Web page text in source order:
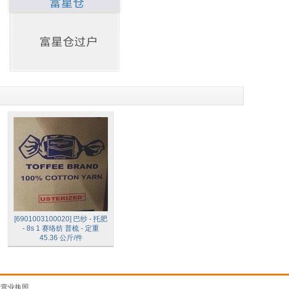
[6901003100020] 巴纱 - 托肥
- 8s 1 赛络纺 普梳 - 定重
45.36 公斤/件
营业执照